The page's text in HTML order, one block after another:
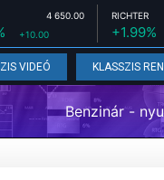
4 650.00
+10.00
RICHTER
+1.99%
VIDEÓ KLASSZIS
Benzinár -